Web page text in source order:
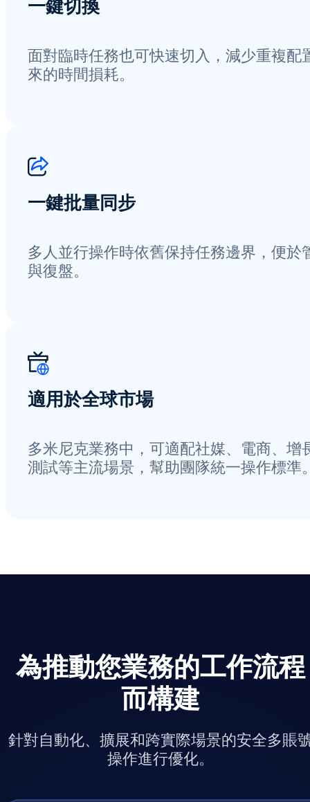
一鍵切換
面對臨時任務也可快速切入，減少重複配
來的時間損耗。
一鍵批量同步
多人並行操作時依舊保持任務邊界，便於
與復盤。
適用於全球市場
多米尼克業務中，可適配社媒、電商、增
測試等主流場景，幫助團隊統一操作標準
為推動您業務的工作流程
而構建
針對自動化、擴展和跨實際場景的安全多賬
操作進行優化。